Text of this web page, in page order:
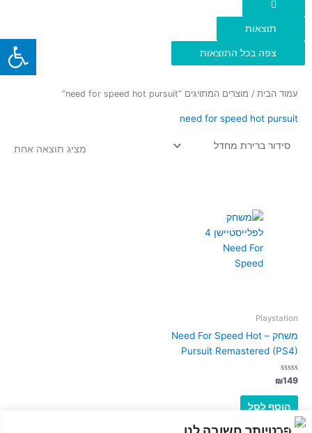
תוצאות
צפה בכל התוצאות
עמוד הבית / מוצרים המתויגים “need for speed hot pursuit”
need for speed hot pursuit
מציג תוצאה אחת
Playstation
משחק – Need For Speed Hot
Pursuit Remastered (PS4)
דורג
מתוך
₪149
הוסף לסל